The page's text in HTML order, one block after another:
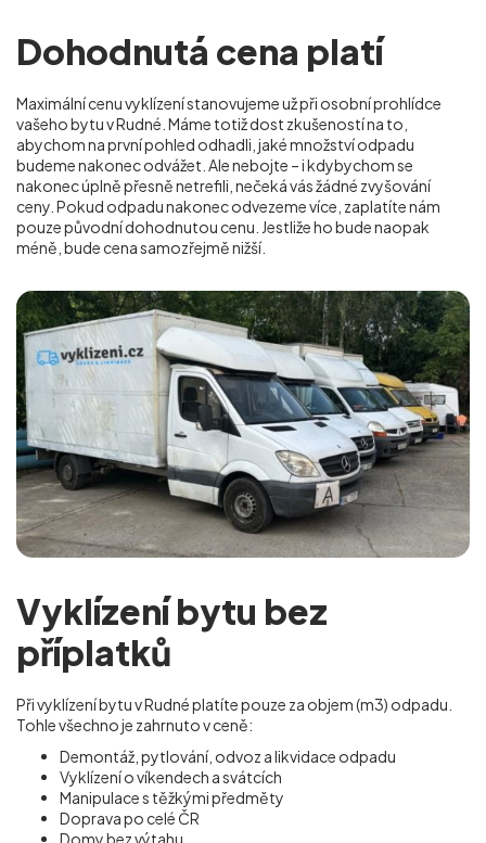
Dohodnutá cena platí
Maximální cenu vyklízení stanovujeme už při osobní prohlídce
vašeho bytu v Rudné. Máme totiž dost zkušeností na to,
abychom na první pohled odhadli, jaké množství odpadu
budeme nakonec odvážet. Ale nebojte – i kdybychom se
nakonec úplně přesně netrefili, nečeká vás žádné zvyšování
ceny. Pokud odpadu nakonec odvezeme více, zaplatíte nám
pouze původní dohodnutou cenu. Jestliže ho bude naopak
méně, bude cena samozřejmě nižší.
Vyklízení bytu bez
příplatků
Při vyklízení bytu v Rudné platíte pouze za objem (m3) odpadu.
Tohle všechno je zahrnuto v ceně:
Demontáž, pytlování, odvoz a likvidace odpadu
Vyklízení o víkendech a svátcích
Manipulace s těžkými předměty
Doprava po celé ČR
Domy bez výtahu